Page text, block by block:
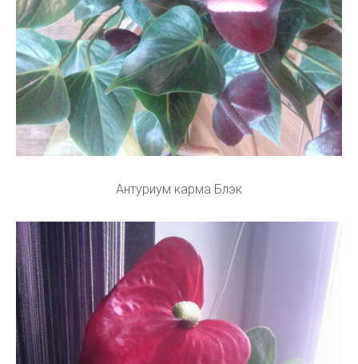
Антуриум карма Блэк